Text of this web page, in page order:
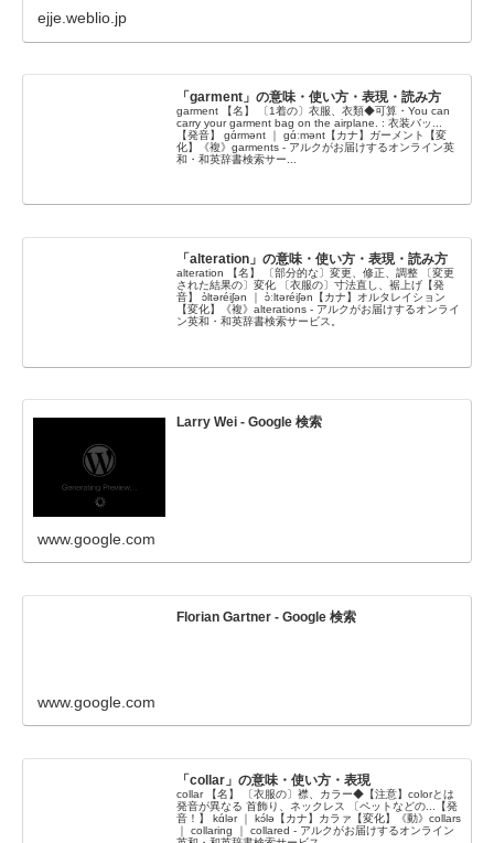
ejje.weblio.jp
「garment」の意味・使い方・表現・読み方
garment 【名】 〔1着の〕衣服、衣類◆可算・You can
carry your garment bag on the airplane. : 衣装バッ...
【発音】 gɑ́rmənt ｜ gɑ́ːmənt【カナ】ガーメント【変
化】《複》garments - アルクがお届けするオンライン英
和・和英辞書検索サー...
「alteration」の意味・使い方・表現・読み方
alteration 【名】 〔部分的な〕変更、修正、調整 〔変更
された結果の〕変化 〔衣服の〕寸法直し、裾上げ【発
音】 ɔ̀ltəréiʃən ｜ ɔ̀ːltəréiʃən【カナ】オルタレイション
【変化】《複》alterations - アルクがお届けするオンライ
ン英和・和英辞書検索サービス。
Larry Wei - Google 検索
www.google.com
Florian Gartner - Google 検索
www.google.com
「collar」の意味・使い方・表現
collar 【名】 〔衣服の〕襟、カラー◆【注意】colorとは
発音が異なる 首飾り、ネックレス 〔ペットなどの...【発
音！】 kɑ́lər ｜ kɔ́lə【カナ】カラァ【変化】《動》collars
｜ collaring ｜ collared - アルクがお届けするオンライン